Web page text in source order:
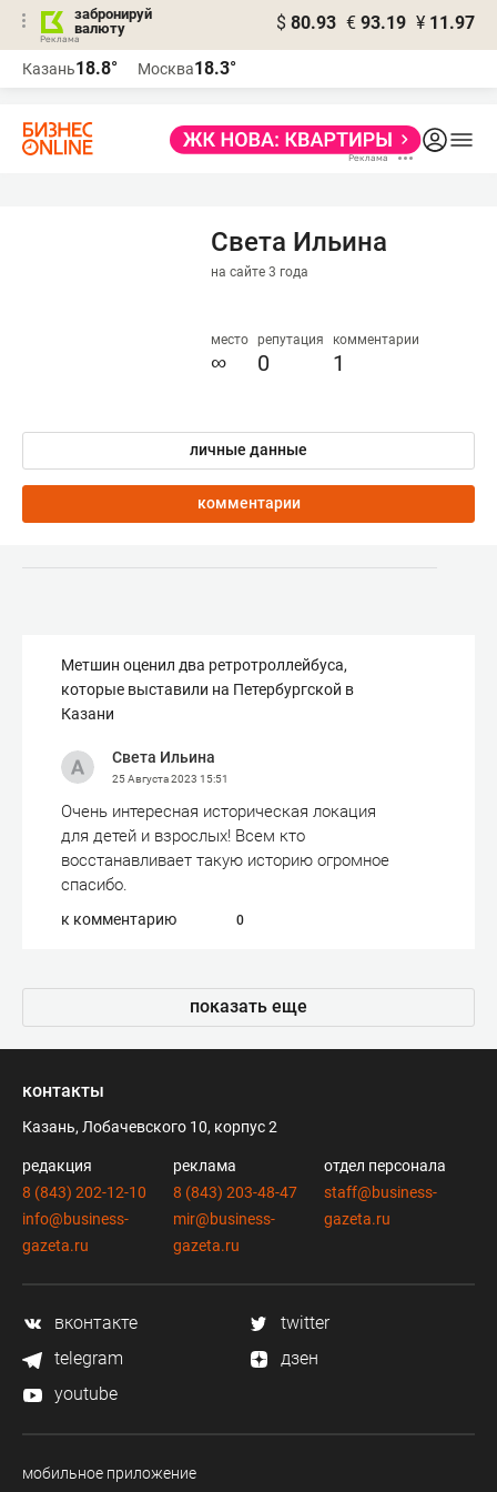
забронируй
валюту
$ 80.93 € 93.19 ¥ 11.97
Казань18.8° Москва18.3°
Света Ильина
на сайте 3 года
место
∞
репутация
0
комментарии
1
личные данные
комментарии
Метшин оценил два ретротроллейбуса,
которые выставили на Петербургской в
Казани
Света Ильина
25 Августа 2023 15:51
Очень интересная историческая локация
для детей и взрослых! Всем кто
восстанавливает такую историю огромное
спасибо.
к комментарию 0
показать еще
контакты
Казань, Лобачевского 10, корпус 2
редакция
8 (843) 202-12-10
info@business-
gazeta.ru
реклама
8 (843) 203-48-47
mir@business-
gazeta.ru
отдел персонала
staff@business-
gazeta.ru
вконтакте
twitter
telegram
дзен
youtube
мобильное приложение